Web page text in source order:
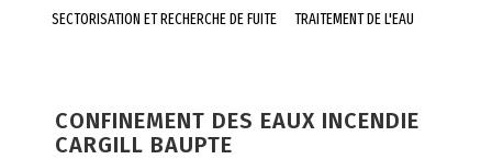
SECTORISATION ET RECHERCHE DE FUITE
TRAITEMENT DE L'EAU
CONFINEMENT DES EAUX INCENDIE
CARGILL BAUPTE